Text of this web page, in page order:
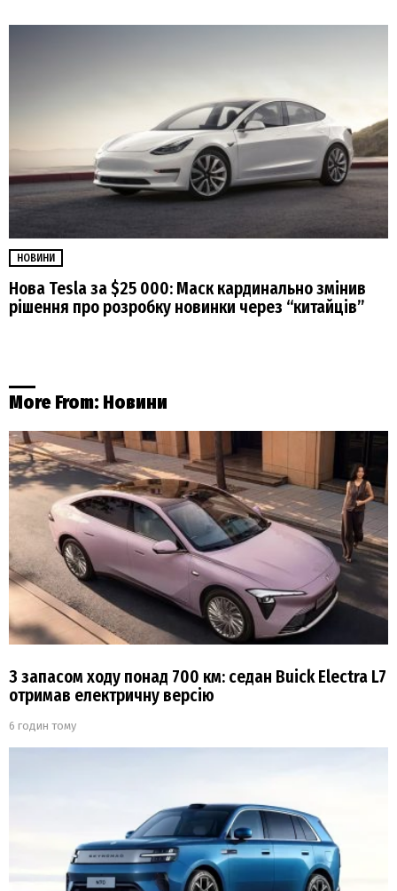
НОВИНИ
Нова Tesla за $25 000: Маск кардинально змінив
рішення про розробку новинки через “китайців”
More From: Новини
З запасом ходу понад 700 км: седан Buick Electra L7
отримав електричну версію
6 годин тому